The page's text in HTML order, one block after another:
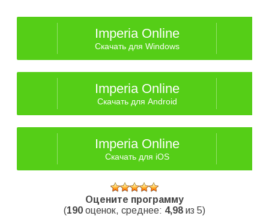
Imperia Online
Скачать для Windows
Imperia Online
Скачать для Android
Imperia Online
Скачать для iOS
Оцените программу
(190 оценок, среднее: 4,98 из 5)